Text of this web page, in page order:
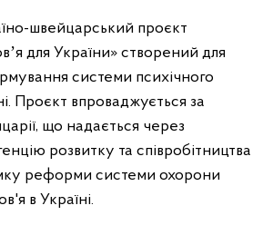
швейцарський проєкт
для України» створений для
системи психічного
Проєкт впроваджується за
що надається через
розвитку та співробітництва
реформи системи охорони
в Україні.